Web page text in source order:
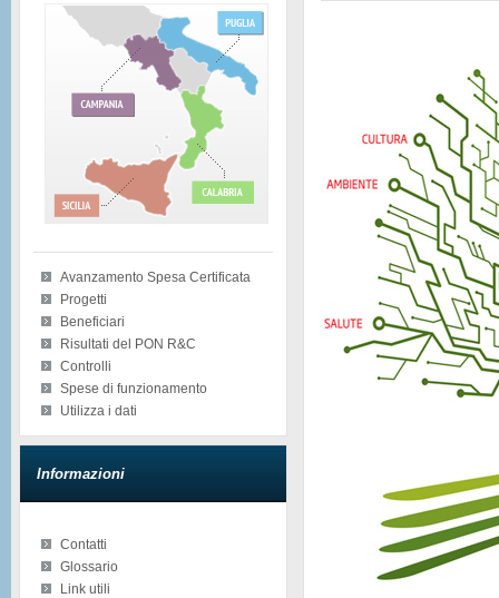
Avanzamento Spesa Certificata
Progetti
Beneficiari
Risultati del PON R&C
Controlli
Spese di funzionamento
Utilizza i dati
Informazioni
Contatti
Glossario
Link utili